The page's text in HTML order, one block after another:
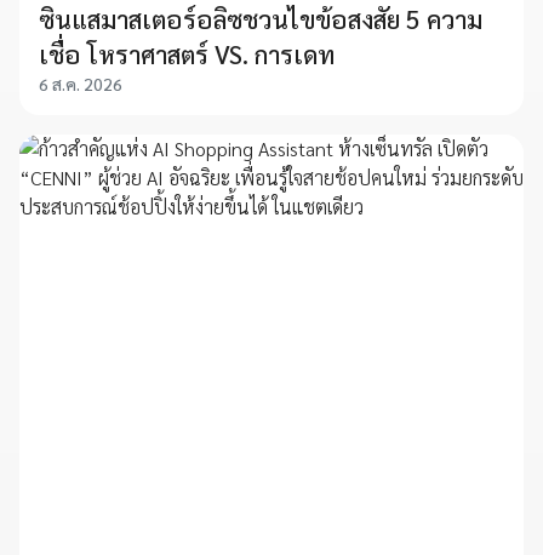
ซินแสมาสเตอร์อลิซชวนไขข้อสงสัย 5 ความ
เชื่อ โหราศาสตร์ VS. การเดท
6 ส.ค. 2026